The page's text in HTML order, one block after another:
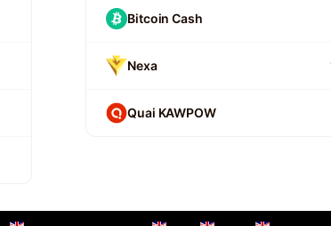
Bitcoin Cash
Nexa
Quai KAWPOW